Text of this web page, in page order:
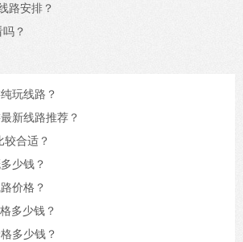
路安排？
？
玩线路？
新线路推荐？
较合适？
少钱？
价格？
多少钱？
多少钱？